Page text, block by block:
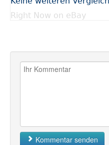
Right Now on eBay
Kommentar senden